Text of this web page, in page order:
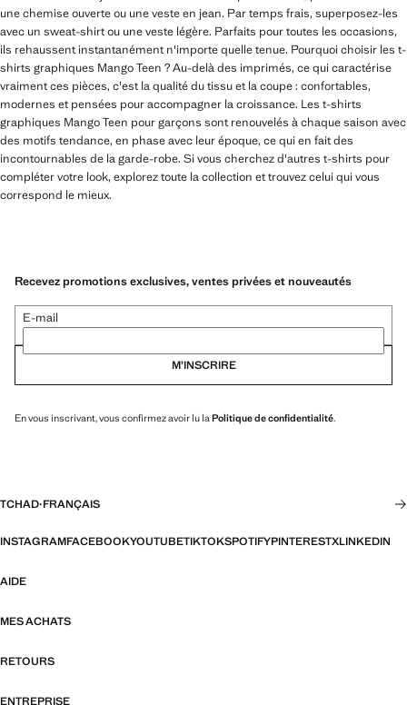
une chemise ouverte ou une veste en jean. Par temps frais, superposez-les
avec un sweat-shirt ou une veste légère. Parfaits pour toutes les occasions,
ils rehaussent instantanément n'importe quelle tenue. Pourquoi choisir les t-
shirts graphiques Mango Teen ? Au-delà des imprimés, ce qui caractérise
vraiment ces pièces, c'est la qualité du tissu et la coupe : confortables,
modernes et pensées pour accompagner la croissance. Les t-shirts
graphiques Mango Teen pour garçons sont renouvelés à chaque saison avec
des motifs tendance, en phase avec leur époque, ce qui en fait des
incontournables de la garde-robe. Si vous cherchez d'autres t-shirts pour
compléter votre look, explorez toute la collection et trouvez celui qui vous
correspond le mieux.
Recevez promotions exclusives, ventes privées et nouveautés
E-mail
M’INSCRIRE
En vous inscrivant, vous confirmez avoir lu laPolitique de confidentialité.
TCHAD·FRANÇAIS
INSTAGRAMFACEBOOKYOUTUBETIKTOKSPOTIFYPINTERESTXLINKEDIN
AIDE
MES ACHATS
RETOURS
ENTREPRISE